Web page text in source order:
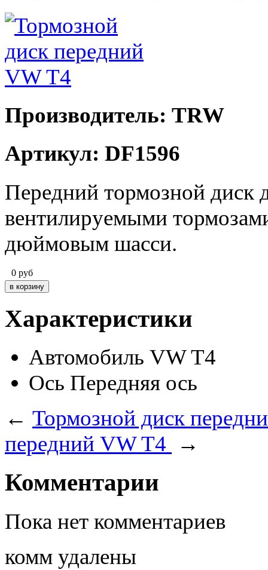
Производитель: TRW
Артикул: DF1596
Передний тормозной диск
вентилируемыми
дюймовым шасси.
0 руб
Характеристики
Автомобиль VW T4
Ось Передняя ось
← Тормозной диск
передний VW T4
→
Комментарии
Пока нет комментариев
комм удалены